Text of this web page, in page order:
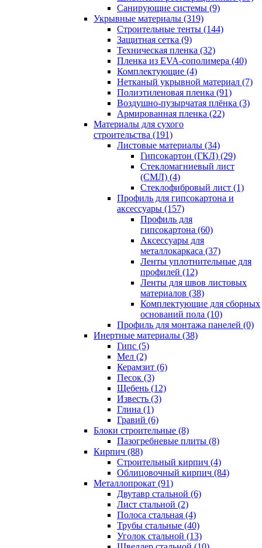
Санирующие системы (9)
Укрывные материалы (319)
Строительные тенты (144)
Защитная сетка (9)
Техническая пленка (32)
Пленка из EVA-сополимера (40)
Комплектующие (4)
Нетканый укрывной материал (7)
Полиэтиленовая пленка (91)
Воздушно-пузырчатая плёнка (3)
Армированная пленка (22)
Материалы для сухого
строительства (191)
Листовые материалы (34)
Гипсокартон (ГКЛ) (29)
Стекломагниевый лист
(СМЛ) (4)
Cтеклофибровый лист (1)
Профиль для гипсокартона и
аксессуары (157)
Профиль для
гипсокартона (60)
Аксессуары для
металлокаркаса (37)
Ленты уплотнительные для
профилей (12)
Ленты для швов листовых
материалов (38)
Комплектующие для сборных
оснований пола (10)
Профиль для монтажа панелей (0)
Инертные материалы (38)
Гипс (5)
Мел (2)
Керамзит (6)
Песок (3)
Щебень (12)
Известь (3)
Глина (1)
Гравий (6)
Блоки строительные (8)
Пазогребневые плиты (8)
Кирпич (88)
Строительный кирпич (4)
Облицовочный кирпич (84)
Металлопрокат (91)
Двутавр стальной (6)
Лист стальной (2)
Полоса стальная (4)
Трубы стальные (40)
Уголок стальной (13)